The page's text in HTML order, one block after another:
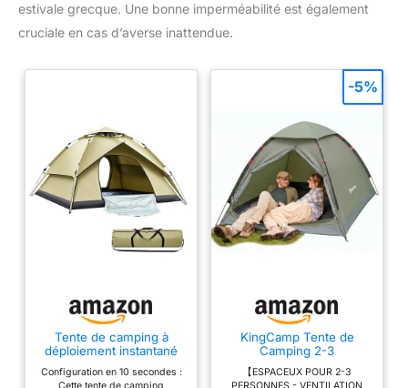
estivale grecque. Une bonne imperméabilité est également
cruciale en cas d’averse inattendue.
Tente de camping à
déploiement instantané
automatique à ouverture
Configuration en 10 secondes :
KingCamp Tente de
Camping 2-3
Personnes,Spacieux,Imp
erméable 3000 mm,
【ESPACEUX POUR 2-3
-5%